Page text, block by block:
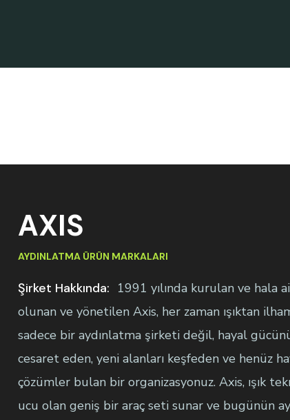
AXIS
AYDINLATMA ÜRÜN MARKALARI
Şirket Hakkında: 1991 yılında kurulan ve hala
olunan ve yönetilen Axis, her zaman ışıktan
sadece bir aydınlatma şirketi değil, hayal
cesaret eden, yeni alanları keşfeden ve henüz
çözümler bulan bir organizasyonuz. Axis, ışık
ucu olan geniş bir araç seti sunar ve bugünün